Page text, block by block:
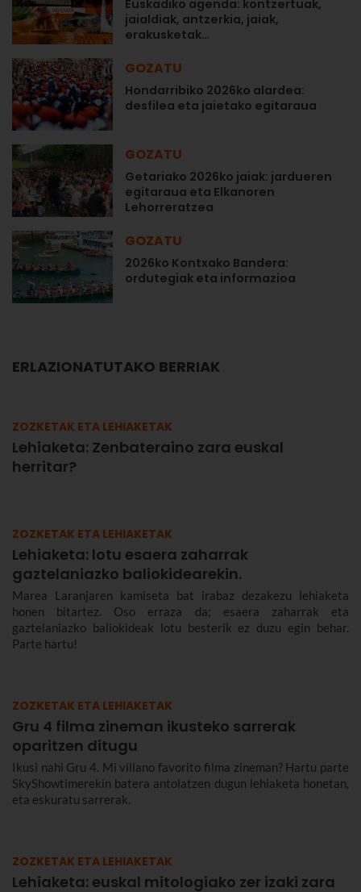
Euskadiko agenda: kontzertuak,
jaialdiak, antzerkia, jaiak,
erakusketak…
GOZATU
Hondarribiko 2026ko alardea:
desfilea eta jaietako egitaraua
GOZATU
Getariako 2026ko jaiak: jardueren
egitaraua eta Elkanoren
Lehorreratzea
GOZATU
2026ko Kontxako Bandera:
ordutegiak eta informazioa
ERLAZIONATUTAKO BERRIAK
ZOZKETAK ETA LEHIAKETAK
Lehiaketa: Zenbateraino zara euskal
herritar?
ZOZKETAK ETA LEHIAKETAK
Lehiaketa: lotu esaera zaharrak
gaztelaniazko baliokidearekin.
Marea Laranjaren kamiseta bat irabaz dezakezu lehiaketa
honen bitartez. Oso erraza da; esaera zaharrak eta
gaztelaniazko baliokideak lotu besterik ez duzu egin behar.
Parte hartu!
ZOZKETAK ETA LEHIAKETAK
Gru 4 filma zineman ikusteko sarrerak
oparitzen ditugu
Ikusi nahi Gru 4. Mi villano favorito filma zineman? Hartu parte
SkyShowtimerekin batera antolatzen dugun lehiaketa honetan,
eta eskuratu sarrerak.
ZOZKETAK ETA LEHIAKETAK
Lehiaketa: euskal mitologiako zer izaki zara